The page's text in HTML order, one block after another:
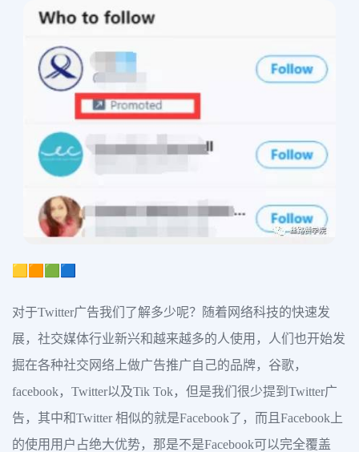
🟨🟧🟩🟦
对于Twitter广告我们了解多少呢？随着网络科技的快速发
展，社交媒体行业新兴和越来越多的人使用，人们也开始发
掘在各种社交网络上做广告推广自己的品牌，谷歌，
facebook，Twitter以及Tik Tok，但是我们很少提到Twitter广
告，其中和Twitter 相似的就是Facebook了，而且Facebook上
的使用用户占绝大优势，那是不是Facebook可以完全覆盖